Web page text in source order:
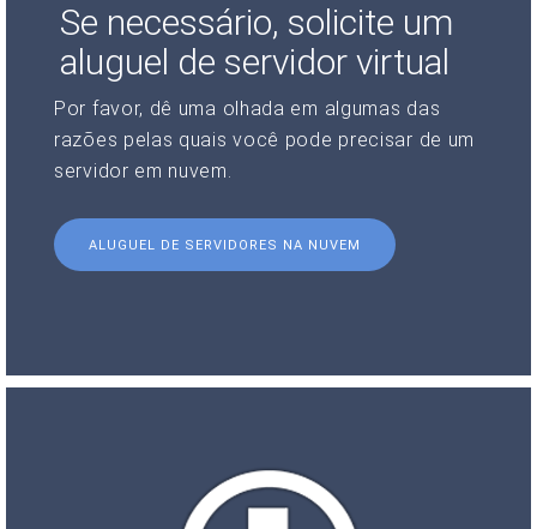
Se necessário, solicite um
aluguel de servidor virtual
Por favor, dê uma olhada em algumas das
razões pelas quais você pode precisar de um
servidor em nuvem.
ALUGUEL DE SERVIDORES NA NUVEM